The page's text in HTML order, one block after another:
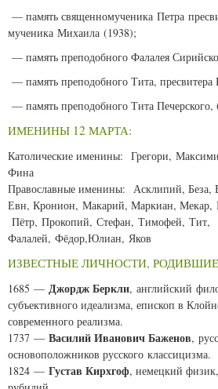
— память священномученика Петра
мученика Михаила (1938);
— память преподобного Фалалея
— память преподобного Тита, пресвитера
— память преподобного Тита
ИМЕНИНЫ 12 МАРТА:
Католические именины: Грегори,
Фина
Православные именины: Асклипий, Беза,
Евн, Кронион, Макарий, Маркиан, Мекар,
Пётр, Прокопий, Стефан, Тимофей, Тит,
Фалалей, Фёдор,Юлиан, Яков
ИЗВЕСТНЫЕ ЛИЧНОСТИ,
1685 — Джордж Беркли, английский
субъективного идеализма, епископ в
современного реализма.
1737 — Василий Иванович Баженов,
основоположников русского классицизма.
1824 — Густав Кирхгоф, немецкий